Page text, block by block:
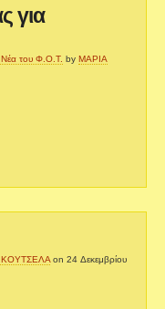
για
Νέα του Φ.Ο.Τ. by ΜΑΡΙΑ
ΚΟΥΤΣΕΛΑ on 24 Δεκεμβρίου